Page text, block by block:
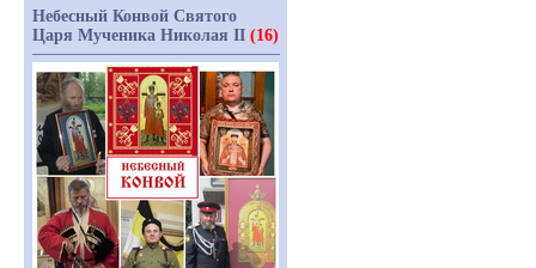
Небесный Конвой Святого
Царя Мученика Николая II (16)